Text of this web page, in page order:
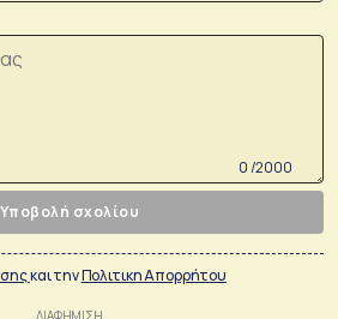
0 /2000
Υποβολή σχολίου
και τηνΠολιτικη Απορρήτου